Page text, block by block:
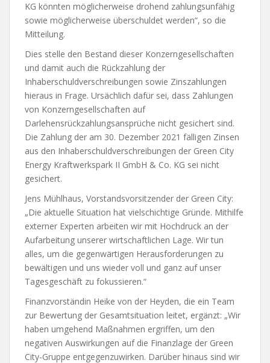
KG könnten möglicherweise drohend zahlungsunfähig
sowie möglicherweise überschuldet werden“, so die
Mitteilung.
Dies stelle den Bestand dieser Konzerngesellschaften
und damit auch die Rückzahlung der
Inhaberschuldverschreibungen sowie Zinszahlungen
hieraus in Frage. Ursächlich dafür sei, dass Zahlungen
von Konzerngesellschaften auf
Darlehensrückzahlungsansprüche nicht gesichert sind.
Die Zahlung der am 30. Dezember 2021 fälligen Zinsen
aus den Inhaberschuldverschreibungen der Green City
Energy Kraftwerkspark II GmbH & Co. KG sei nicht
gesichert.
Jens Mühlhaus, Vorstandsvorsitzender der Green City:
„Die aktuelle Situation hat vielschichtige Gründe. Mithilfe
externer Experten arbeiten wir mit Hochdruck an der
Aufarbeitung unserer wirtschaftlichen Lage. Wir tun
alles, um die gegenwärtigen Herausforderungen zu
bewältigen und uns wieder voll und ganz auf unser
Tagesgeschäft zu fokussieren.“
Finanzvorständin Heike von der Heyden, die ein Team
zur Bewertung der Gesamtsituation leitet, ergänzt: „Wir
haben umgehend Maßnahmen ergriffen, um den
negativen Auswirkungen auf die Finanzlage der Green
City-Gruppe entgegenzuwirken. Darüber hinaus sind wir